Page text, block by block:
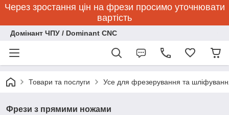
Через зростання цін на фрези просимо уточнювати
вартість
Домінант ЧПУ / Dominant CNC
Товари та послуги Усе для фрезерування та
Фрези з прямими ножами